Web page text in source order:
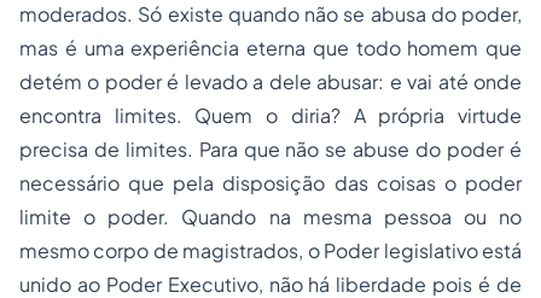
moderados. Só existe quando não se abusa do poder,
mas é uma experiência eterna que todo homem que
detém o poder é levado a dele abusar: e vai até onde
encontra limites. Quem o diria? A própria virtude
precisa de limites. Para que não se abuse do poder é
necessário que pela disposição das coisas o poder
limite o poder. Quando na mesma pessoa ou no
mesmo corpo de magistrados, o Poder legislativo está
unido ao Poder Executivo, não há liberdade pois é de